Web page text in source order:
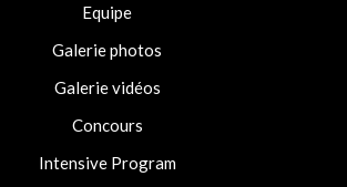
Equipe
Galerie photos
Galerie vidéos
Concours
Intensive Program